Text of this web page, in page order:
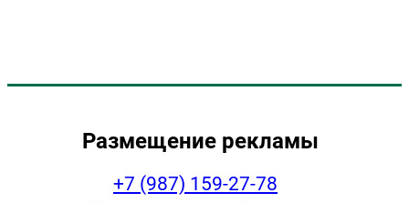
Размещение рекламы
+7 (987) 159-27-78